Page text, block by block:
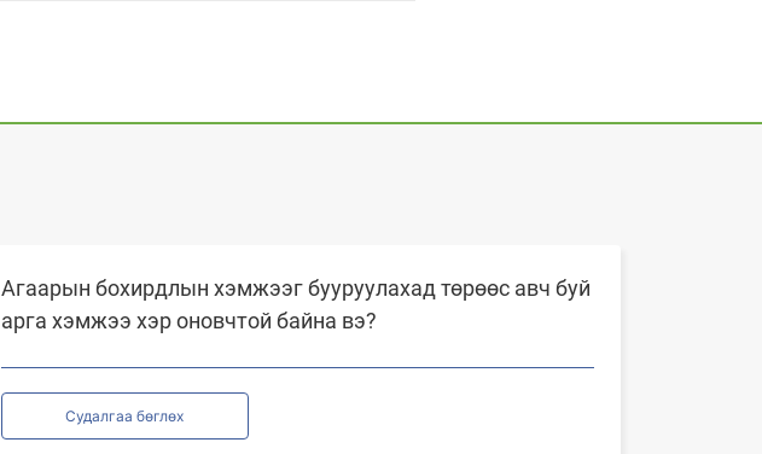
Агаарын бохирдлын хэмжээг бууруулахад төрөөс авч буй
арга хэмжээ хэр оновчтой байна вэ?
Судалгаа бөглөх